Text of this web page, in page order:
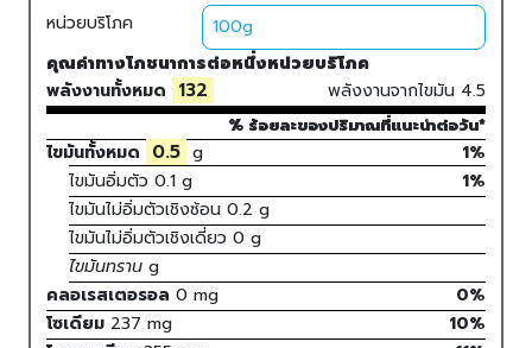
หน่วยบริโภค
คุณค่าทางโภชนาการต่อหนึ่งหน่วยบริโภค
พลังงานทั้งหมด 132 พลังงานจากไขมัน 4.5
% ร้อยละของปริมาณที่แนะนำต่อวัน*
ไขมันทั้งหมด 0.5 g
1%
ไขมันอิ่มตัว 0.1g 1%
ไขมันไม่อิ่มตัวเชิงซ้อน 0.2 g
ไขมันไม่อิ่มตัวเชิงเดี่ยว 0 g
ไขมันทราน g
คลอเรสเตอรอล 0 mg 0%
โซเดียม 237 mg 10%